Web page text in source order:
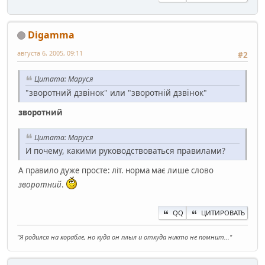
Digamma
#2
августа 6, 2005, 09:11
Цитата: Маруся
"зворотний дзвінок" или "зворотній дзвінок"
зворотний
Цитата: Маруся
И почему, какими руководствоваться правилами?
А правило дуже просте: літ. норма має лише слово
зворотний.
QQ ЦИТИРОВАТЬ
"Я родился на корабле, но куда он плыл и откуда никто не помнит..."